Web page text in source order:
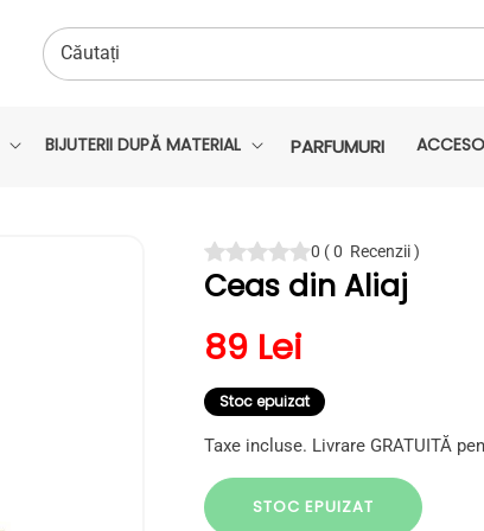
Căutați
BIJUTERII DUPĂ MATERIAL PARFUMURI
0 ( 0 Recenzii )
Ceas din Aliaj
Preț obișnuit
89 Lei
Stoc epuizat
Taxe incluse. Livrare GRATUITĂ
STOC EPUIZAT